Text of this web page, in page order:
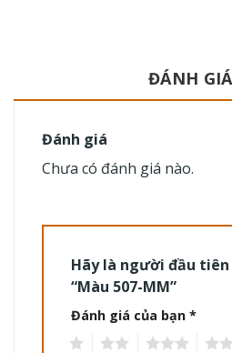
ĐÁNH
Đánh giá
Chưa có đánh giá nào.
Hãy là người đầu
“Màu 507-MM”
Đánh giá của bạn *